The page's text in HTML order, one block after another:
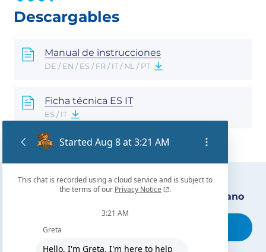
Descargables
Manual de instrucciones
DE / EN / ES / FR / IT / NL / PT
Ficha técnica ES IT
ES / IT
Encuentra nuestro distribuidor más cercano